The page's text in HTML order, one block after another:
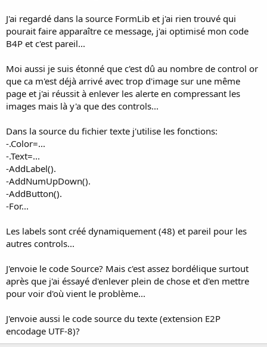
J'ai regardé dans la source FormLib et j'ai rien trouvé qui
pourait faire apparaître ce message, j'ai optimisé mon code
B4P et c'est pareil...
Moi aussi je suis étonné que c'est dû au nombre de control or
que ca m'est déjà arrivé avec trop d'image sur une même
page et j'ai réussit à enlever les alerte en compressant les
images mais là y'a que des controls...
Dans la source du fichier texte j'utilise les fonctions:
-.Color=...
-.Text=...
-AddLabel().
-AddNumUpDown().
-AddButton().
-For...
Les labels sont créé dynamiquement (48) et pareil pour les
autres controls...
J'envoie le code Source? Mais c'est assez bordélique surtout
après que j'ai éssayé d'enlever plein de chose et d'en mettre
pour voir d'où vient le problème...
J'envoie aussi le code source du texte (extension E2P
encodage UTF-8)?